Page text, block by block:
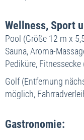
Wellness, Sport
Pool (Größe 12 m x
Sauna, Aroma-
Pediküre,
Golf (Entfernung
möglich,
Gastronomie: